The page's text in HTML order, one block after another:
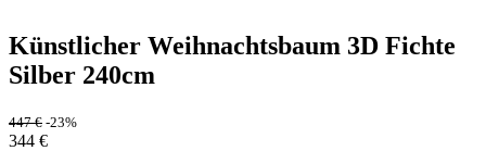
Künstlicher Weihnachtsbaum 3D Fichte
Silber 240cm
447€ -23%
344 €